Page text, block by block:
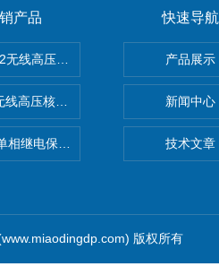
产品
无线高压核相仪
高压核相仪
相继电保护测试仪价格
快速导航
产品展示
新闻中心
技术文章
版权所有